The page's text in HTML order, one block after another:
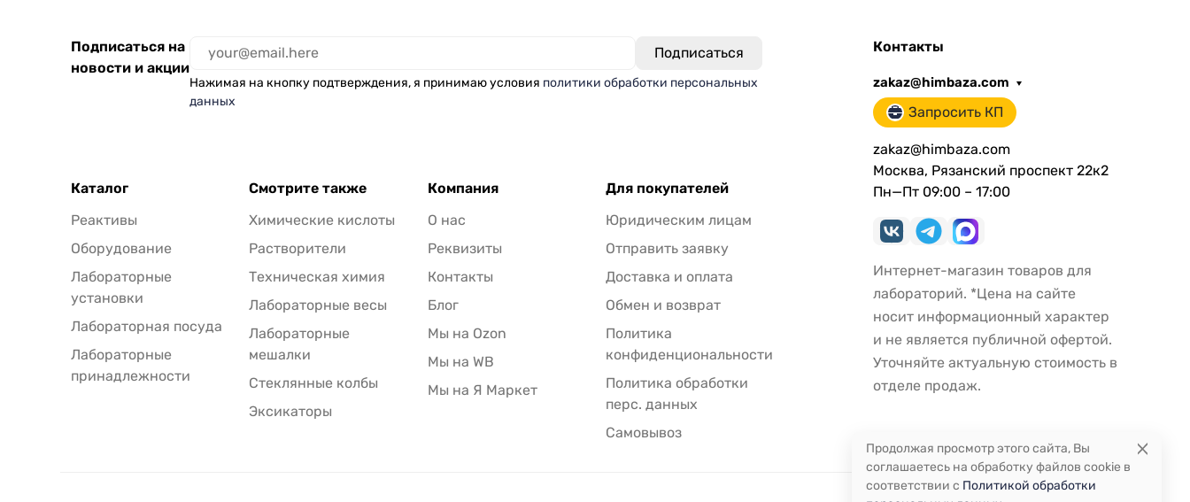
Подписаться на
новости и акции
Нажимая на кнопку подтверждения, я принимаю условия политики обработки персональных
данных
Каталог
Реактивы
Оборудование
Лабораторные
установки
Лабораторная посуда
Лабораторные
принадлежности
Смотрите также
Химические кислоты
Растворители
Техническая химия
Лабораторные весы
Лабораторные
мешалки
Стеклянные колбы
Эксикаторы
Компания
О нас
Реквизиты
Контакты
Блог
Мы на Ozon
Мы на WB
Мы на Я Маркет
Для покупателей
Юридическим лицам
Отправить заявку
Доставка и оплата
Обмен и возврат
Политика
конфиденциональности
Политика обработки
перс. данных
Самовывоз
Контакты
zakaz@himbaza.com
Запросить КП
zakaz@himbaza.com
Москва, Рязанский проспект 22к2
Пн—Пт 09:00 – 17:00
Интернет-магазин товаров для
лабораторий. *Цена на сайте
носит информационный характер
и не является публичной офертой.
Уточняйте актуальную стоимость в
отделе продаж.
Продолжая просмотр этого сайта, Вы
соглашаетесь на обработку файлов cookie в
соответствии с Политикой обработки